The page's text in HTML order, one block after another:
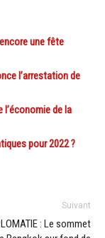
une fête
l’arrestation de
l’économie de la
pour 2022 ?
Suivant
: Le sommet